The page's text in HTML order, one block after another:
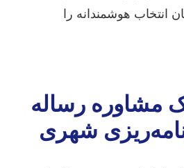
انتخاب هوشمندانه را
مشاوره رساله
شهری